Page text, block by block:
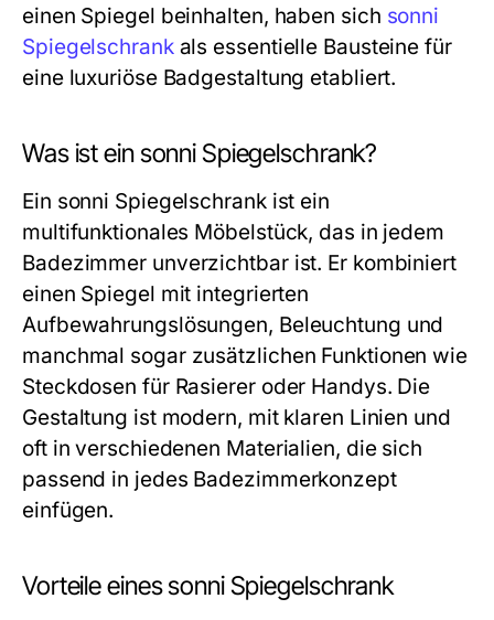
einen Spiegel beinhalten, haben sich sonni
Spiegelschrankals essentielle Bausteine für
eine luxuriöse Badgestaltung etabliert.
Was ist ein sonni Spiegelschrank?
Ein sonni Spiegelschrank ist ein
multifunktionales Möbelstück, das in jedem
Badezimmer unverzichtbar ist. Er kombiniert
einen Spiegel mit integrierten
Aufbewahrungslösungen, Beleuchtung und
manchmal sogar zusätzlichen Funktionen wie
Steckdosen für Rasierer oder Handys. Die
Gestaltung ist modern, mit klaren Linien und
oft in verschiedenen Materialien, die sich
passend in jedes Badezimmerkonzept
einfügen.
Vorteile eines sonni Spiegelschrank